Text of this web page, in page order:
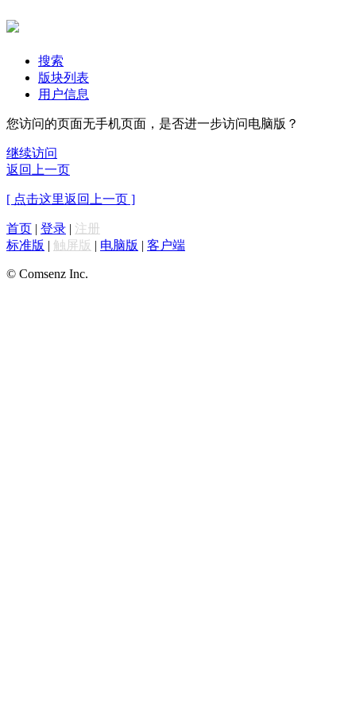
搜索
版块列表
用户信息
您访问的页面无手机页面，是否进一步访问电脑版？
继续访问
返回上一页
[ 点击这里返回上一页 ]
首页 | 登录 | 注册
标准版 | 触屏版 | 电脑版 | 客户端
© Comsenz Inc.